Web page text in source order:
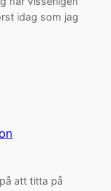
idag som jag
att titta på